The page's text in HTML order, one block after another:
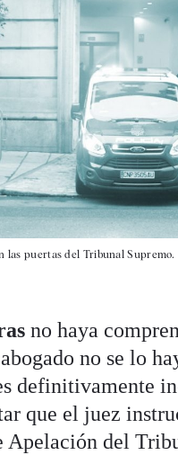
las puertas del Tribunal Supremo.
no haya
no se lo
definitivamente
que el juez
Apelación del